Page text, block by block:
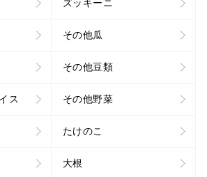
ズッキーニ
その他瓜
その他豆類
ス その他野菜
たけのこ
大根